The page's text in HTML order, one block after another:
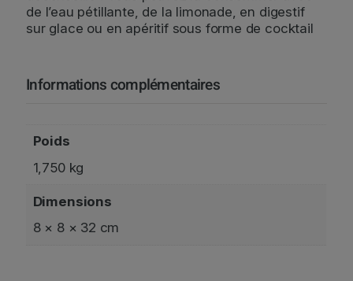
de l’eau pétillante, de la limonade, en digestif
sur glace ou en apéritif sous forme de cocktail
Informations complémentaires
Poids
1,750 kg
Dimensions
8 × 8 × 32 cm